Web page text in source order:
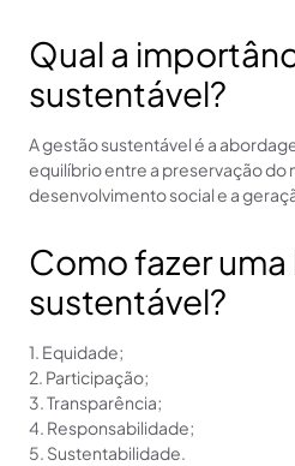
Qual a
sustentável?
A gestão sustentável é a
equilíbrio entre a preservação do
desenvolvimento social e a
Como fazer
sustentável?
1. Equidade;
2. Participação;
3. Transparência;
4. Responsabilidade;
5. Sustentabilidade.